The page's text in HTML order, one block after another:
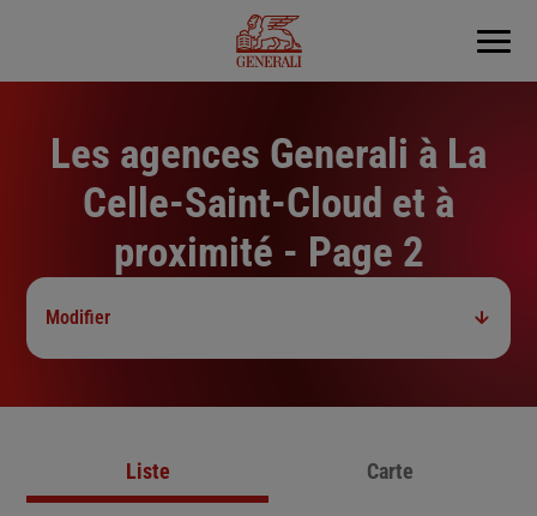
Menu
Les agences Generali à La
Celle-Saint-Cloud et à
proximité - Page 2
Modifier
Liste Carte